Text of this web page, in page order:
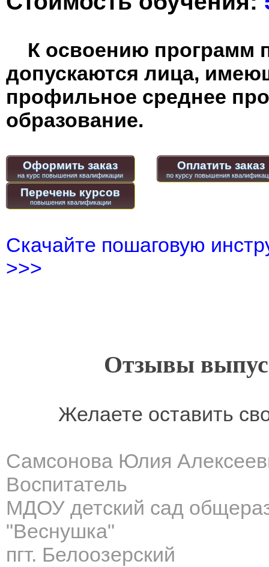
К освоению программ
допускаются лица,
профильное среднее
образование.
Оформить заказ Оплатить заказ
Перечень курсов
повышения квалификации
Скачайте пошаговую
>>>
Отзывы
Желаете оставить
Самсонова Юлия
Воспитатель
МДОУ детский сад
"Веснушка"
пгт. Белоозерский